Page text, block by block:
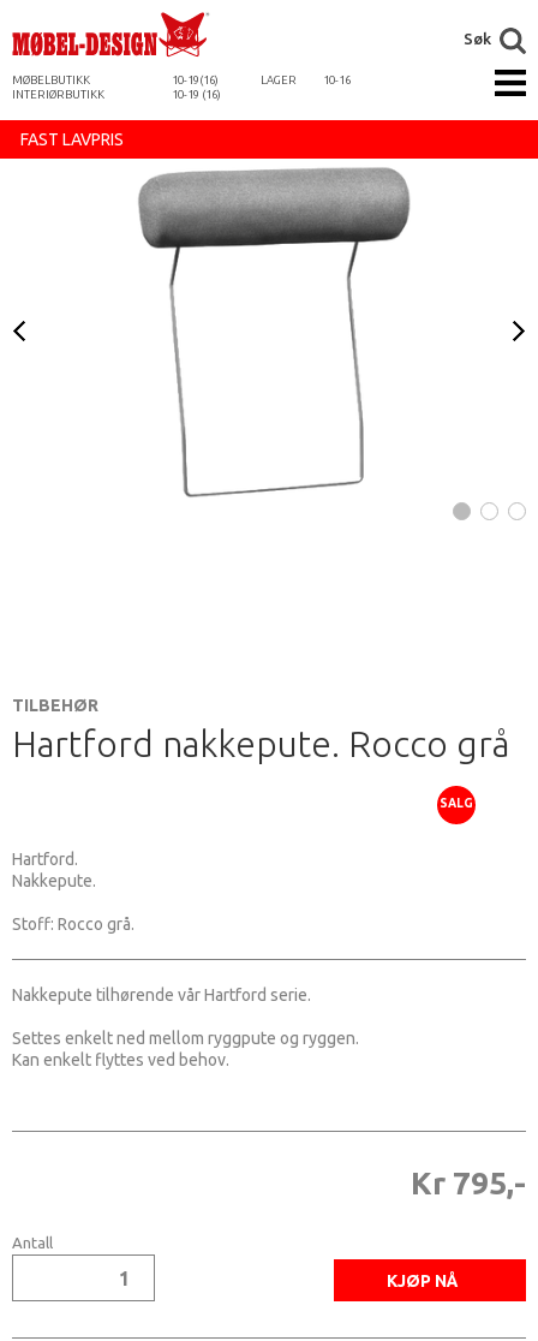
MØBELBUTIKK 10-19(16) LAGER
10-16
INTERIØRBUTIKK
10-19 (16)
Søk
FAST LAVPRIS
TILBEHØR
Hartford nakkepute. Rocco grå
SALG
Hartford.
Nakkepute.
Stoff: Rocco grå.
Nakkepute tilhørende vår Hartford serie.
Settes enkelt ned mellom ryggpute og ryggen.
Kan enkelt flyttes ved behov.
Kr 795,-
Antall